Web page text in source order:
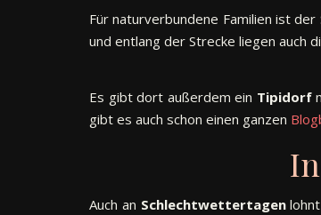
Für naturverbundene Familien ist
und entlang der Strecke liegen auch
Es gibt dort außerdem ein Tipidorf
gibt es auch schon einen ganzen
Auch an Schlechtwettertagenlohnt